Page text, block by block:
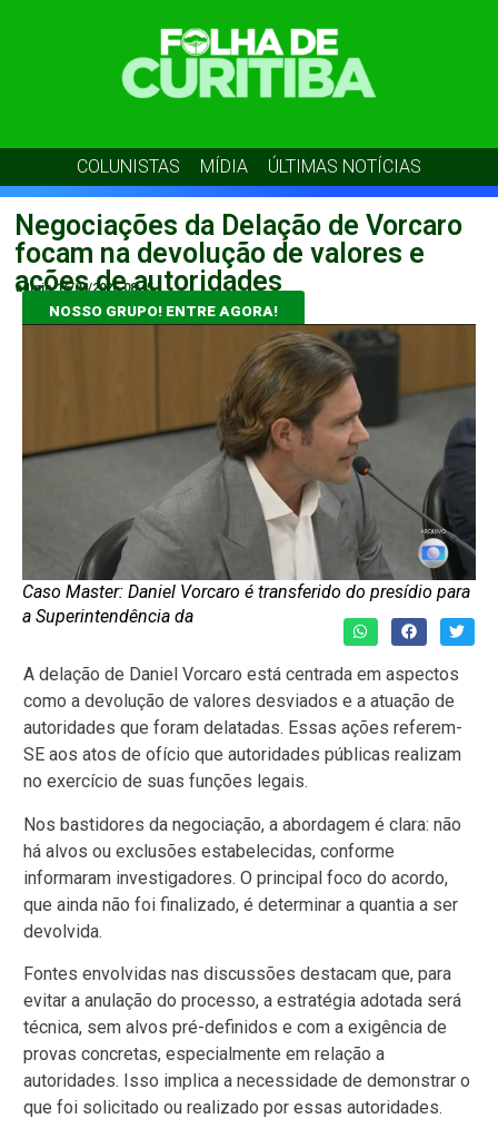
COLUNISTAS MÍDIA ÚLTIMAS NOTÍCIAS
Negociações da Delação de Vorcaro
focam na devolução de valores e
ações de autoridades
admin 16/04/2026 08:45
NOSSO GRUPO! ENTRE AGORA!
Caso Master: Daniel Vorcaro é transferido do presídio para
a Superintendência da
A delação de Daniel Vorcaro está centrada em aspectos
como a devolução de valores desviados e a atuação de
autoridades que foram delatadas. Essas ações referem-
SE aos atos de ofício que autoridades públicas realizam
no exercício de suas funções legais.
Nos bastidores da negociação, a abordagem é clara: não
há alvos ou exclusões estabelecidas, conforme
informaram investigadores. O principal foco do acordo,
que ainda não foi finalizado, é determinar a quantia a ser
devolvida.
Fontes envolvidas nas discussões destacam que, para
evitar a anulação do processo, a estratégia adotada será
técnica, sem alvos pré-definidos e com a exigência de
provas concretas, especialmente em relação a
autoridades. Isso implica a necessidade de demonstrar o
que foi solicitado ou realizado por essas autoridades.